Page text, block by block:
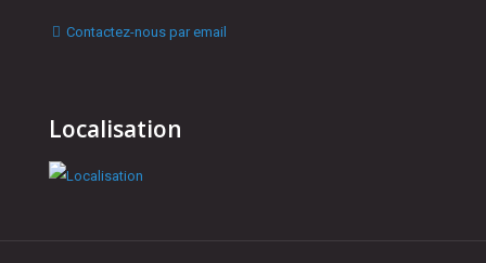
Contactez-nous par email
Localisation